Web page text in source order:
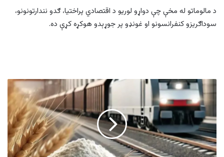
د مالوماتو له مخې چې دواړو لوريو د اقتصادي پراختیا، ګدو نندارتونونو،
سوداګريزو کنفرانسونو او غونډو پر جوړېدو هوکړه کړې ده.
افغانستان
په
۲۰۲۴
کال
کې
د
روسیې